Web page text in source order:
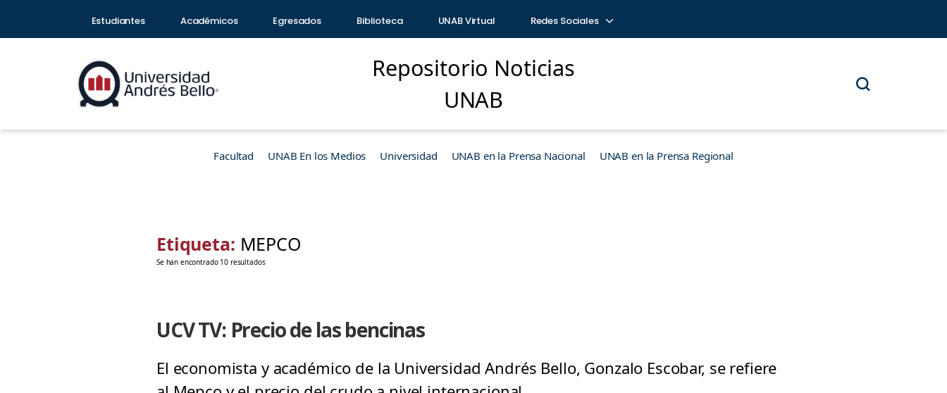
Estudiantes Académicos Egresados Biblioteca UNAB Virtual Redes Sociales
Repositorio Noticias
UNAB
Facultad UNAB En los Medios Universidad UNAB en la Prensa Nacional UNAB en la Prensa Regional
Etiqueta: MEPCO
Se han encontrado 10 resultados
UCV TV: Precio de las bencinas
El economista y académico de la Universidad Andrés Bello, Gonzalo Escobar, se refiere